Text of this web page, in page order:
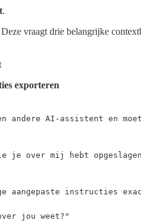
.
vraagt drie belangrijke
exporteren
andere AI-assistent en
je over mij hebt
aangepaste instructies
jou weet?"